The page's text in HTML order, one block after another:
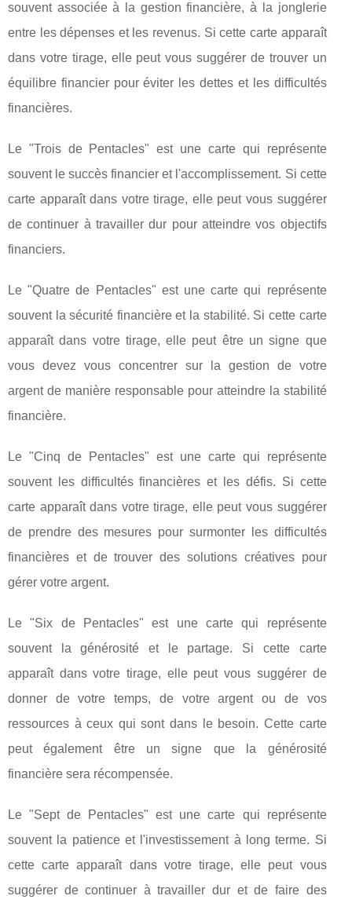
souvent associée à la gestion financière, à la jonglerie
entre les dépenses et les revenus. Si cette carte apparaît
dans votre tirage, elle peut vous suggérer de trouver un
équilibre financier pour éviter les dettes et les difficultés
financières.
Le "Trois de Pentacles" est une carte qui représente
souvent le succès financier et l'accomplissement. Si cette
carte apparaît dans votre tirage, elle peut vous suggérer
de continuer à travailler dur pour atteindre vos objectifs
financiers.
Le "Quatre de Pentacles" est une carte qui représente
souvent la sécurité financière et la stabilité. Si cette carte
apparaît dans votre tirage, elle peut être un signe que
vous devez vous concentrer sur la gestion de votre
argent de manière responsable pour atteindre la stabilité
financière.
Le "Cinq de Pentacles" est une carte qui représente
souvent les difficultés financières et les défis. Si cette
carte apparaît dans votre tirage, elle peut vous suggérer
de prendre des mesures pour surmonter les difficultés
financières et de trouver des solutions créatives pour
gérer votre argent.
Le "Six de Pentacles" est une carte qui représente
souvent la générosité et le partage. Si cette carte
apparaît dans votre tirage, elle peut vous suggérer de
donner de votre temps, de votre argent ou de vos
ressources à ceux qui sont dans le besoin. Cette carte
peut également être un signe que la générosité
financière sera récompensée.
Le "Sept de Pentacles" est une carte qui représente
souvent la patience et l'investissement à long terme. Si
cette carte apparaît dans votre tirage, elle peut vous
suggérer de continuer à travailler dur et de faire des